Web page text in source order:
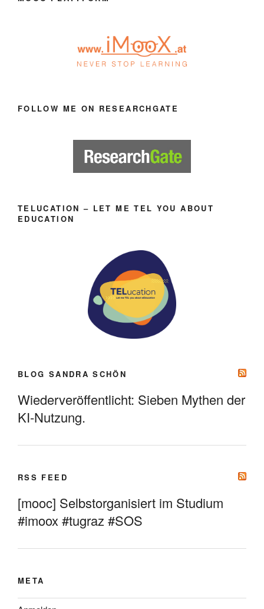
FOLLOW ME ON RESEARCHGATE
TELUCATION – LET ME TEL YOU ABOUT
EDUCATION
BLOG SANDRA SCHÖN
Wiederveröffentlicht: Sieben Mythen der
KI-Nutzung.
RSS FEED
[mooc] Selbstorganisiert im Studium
#imoox #tugraz #SOS
META